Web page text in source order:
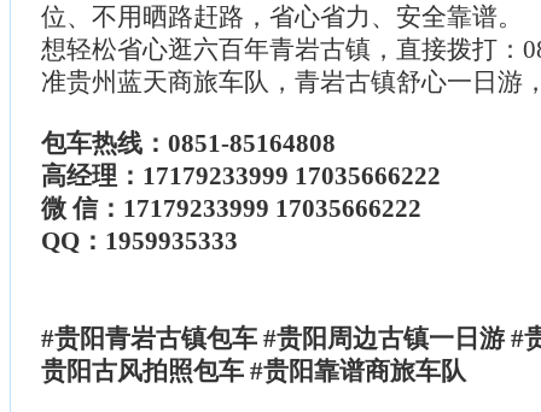
位、不用晒路赶路，省心省力、安全靠谱。
想轻松省心逛六百年青岩古镇，直接拨打：
准贵州蓝天商旅车队，青岩古镇舒心一日游
包车热线：0851-85164808
高经理：17179233999 17035666222
微 信：17179233999 17035666222
QQ：1959935333
#贵阳青岩古镇包车 #贵阳周边古镇一日游 #
贵阳古风拍照包车 #贵阳靠谱商旅车队